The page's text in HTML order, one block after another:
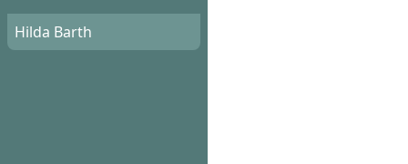
Hilda Barth